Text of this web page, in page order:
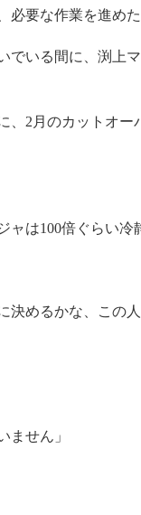
必要な作業を進めた
いる間に、渕上
2月のカットオー
は100倍ぐらい冷
めるかな、この
せん」